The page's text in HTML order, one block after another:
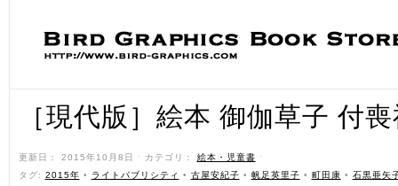
［現代版］絵本 御伽草子 付
更新日： 2015年10月8日 ˑ カテゴリ： 絵本・児童書 ˑ
タグ: 2015年 • ライトパブリシティ • 古屋安紀子 • 帆足英里子 • 町田康 • 石黒亜矢